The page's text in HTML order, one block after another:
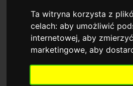
Ta witryna korzysta z
celach:aby umożliwić
internetowej,aby
marketingowe,aby